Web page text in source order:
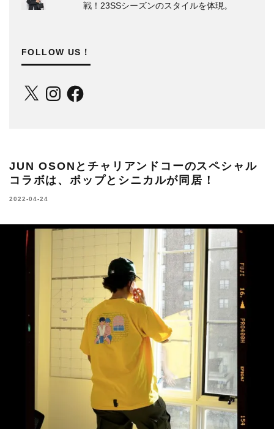
戦！23SSシーズンのスタイルを体現。
FOLLOW US！
X InstagramFacebook
JUN OSONとチャリアンドコーのスペシャル
コラボは、ポップとシニカルが同居！
2022-04-24